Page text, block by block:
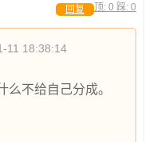
顶: 0 踩: 0
回复
11 18:38:14
么不给自己分成。